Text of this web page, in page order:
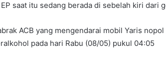
saat itu sedang berada di sebelah kiri dari
ACB yang mengendarai mobil Yaris nopol
pada hari Rabu (08/05) pukul 04:05